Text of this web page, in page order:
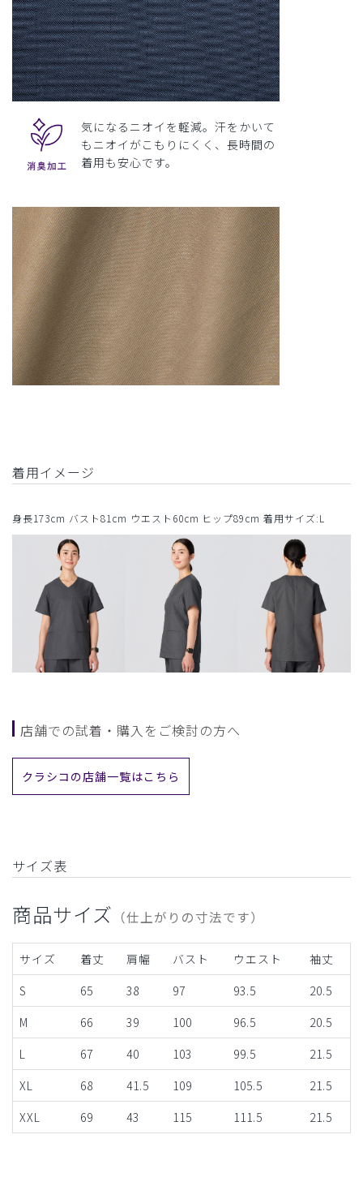
気になるニオイを軽減。汗をかいて
もニオイがこもりにくく、長時間の
着用も安心です。
着用イメージ
身長173cm バスト81cm ウエスト60cm ヒップ89cm 着用サイズ:L
店舗での試着・購入をご検討の方へ
クラシコの店舗一覧はこちら
サイズ表
商品サイズ （仕上がりの寸法です）
サイズ 着丈 肩幅 バスト ウエスト
袖丈
S
65 38 97 93.5
20.5
M
66 39 100 96.5
20.5
L
67 40 103 99.5
21.5
XL
68 41.5 109 105.5
21.5
XXL
69 43 115 111.5 21.5